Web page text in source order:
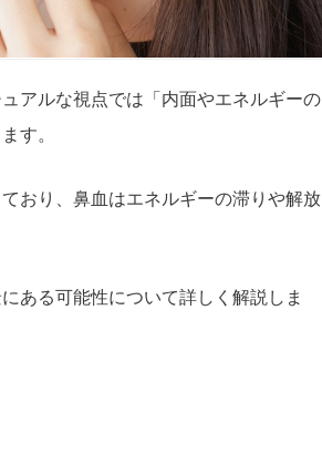
アルな視点では「内面やエネルギーの
す。
おり、鼻血はエネルギーの滞りや解放
ある可能性について詳しく解説しま